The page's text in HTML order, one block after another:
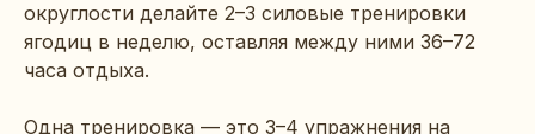
округлости делайте 2–3 силовые тренировки
ягодиц в неделю, оставляя между ними 36–72
часа отдыха.
Одна тренировка — это 3–4 упражнения на